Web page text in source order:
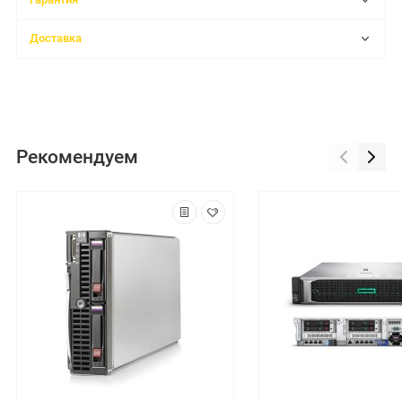
Доставка
Рекомендуем